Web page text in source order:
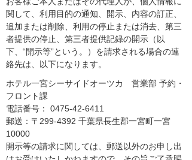
関して、利用目的の通知、開示、内容の訂正、
追加または削除、利用の停止または消去、第三
者提供の停止、第三者提供記録の開示（以
下、“開示等”という。）を請求される場合の連
絡先は、以下になります。
ホテル一宮シーサイドオーツカ 営業部 予約・
フロント課
電話番号： 0475-42-6411
郵送：〒299-4392 千葉県長生郡一宮町一宮
10000
開示等の請求に関しては、郵送以外のお申し出